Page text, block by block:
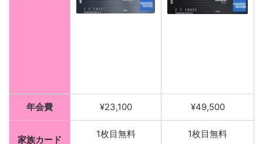
年会費 ¥23,100 ¥49,500
家族カード
1枚目無料 1枚目無料